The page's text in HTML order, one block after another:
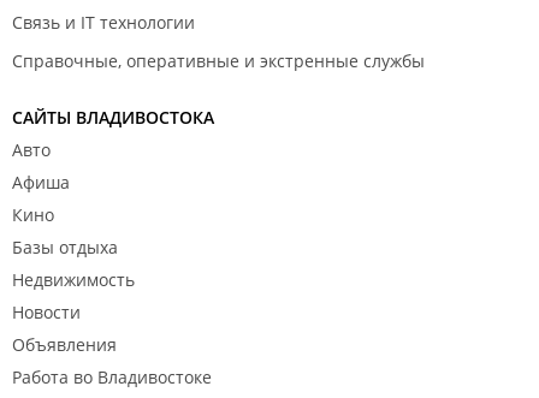
Связь и IT технологии
Справочные, оперативные и экстренные службы
САЙТЫ ВЛАДИВОСТОКА
Авто
Афиша
Кино
Базы отдыха
Недвижимость
Новости
Объявления
Работа во Владивостоке